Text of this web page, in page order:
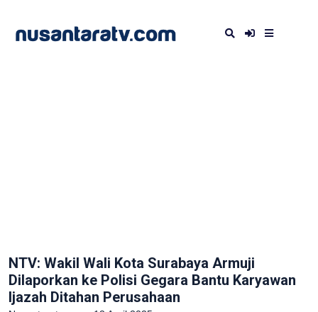
NTV: Wakil Wali Kota Surabaya Armuji
Dilaporkan ke Polisi Gegara Bantu Karyawan
Ijazah Ditahan Perusahaan